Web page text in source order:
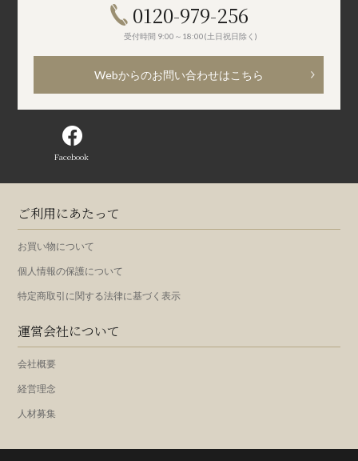
0120-979-256
受付時間 9:00～18:00(土日祝日除く)
Webからのお問い合わせはこちら
Facebook
ご利用にあたって
お買い物について
個人情報の保護について
特定商取引に関する法律に基づく表示
運営会社について
会社概要
経営理念
人材募集